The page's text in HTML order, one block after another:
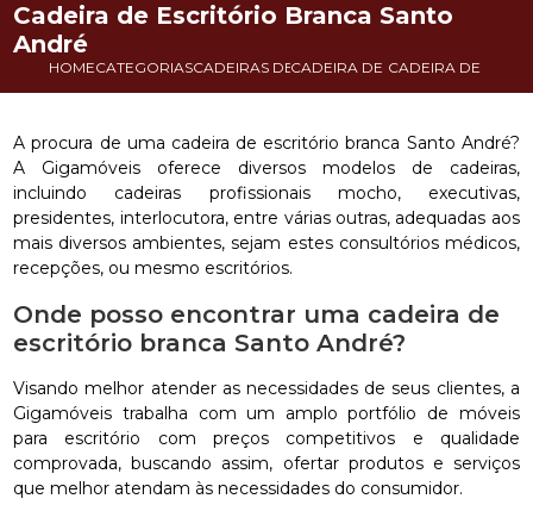
HOMECATEGORIASCADEIRAS DE ESCRITORIOCADEIRA DE ESCRITORIO
CADEIRA DE
Cadeira de Escritório Branca Santo
André
A procura de uma cadeira de escritório branca Santo André?
A Gigamóveis oferece diversos modelos de cadeiras,
incluindo cadeiras profissionais mocho, executivas,
presidentes, interlocutora, entre várias outras, adequadas aos
mais diversos ambientes, sejam estes consultórios médicos,
recepções, ou mesmo escritórios.
Onde posso encontrar uma cadeira de
escritório branca Santo André?
Visando melhor atender as necessidades de seus clientes, a
Gigamóveis trabalha com um amplo portfólio de móveis
para escritório com preços competitivos e qualidade
comprovada, buscando assim, ofertar produtos e serviços
que melhor atendam às necessidades do consumidor.